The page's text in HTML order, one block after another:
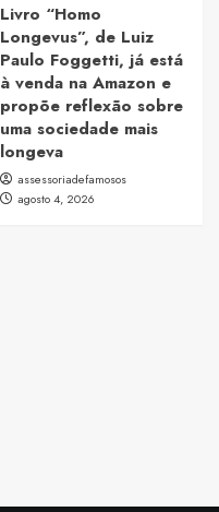
Livro “Homo
Longevus”, de Luiz
Paulo Foggetti, já está
à venda na Amazon e
propõe reflexão sobre
uma sociedade mais
longeva
assessoriadefamosos
agosto 4, 2026